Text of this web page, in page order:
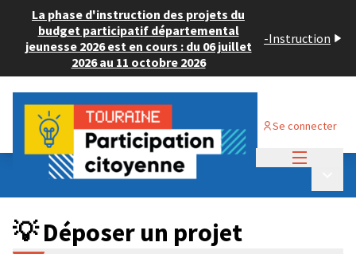
La phase d'instruction des projets du
budget participatif départemental
jeunesse 2026 est en cours : du 06 juillet
2026 au 11 octobre 2026
-Instruction
Se connecter
Budget Participatif ADULTE 2024
💡 Déposer un projet
💡 Déposer un projet